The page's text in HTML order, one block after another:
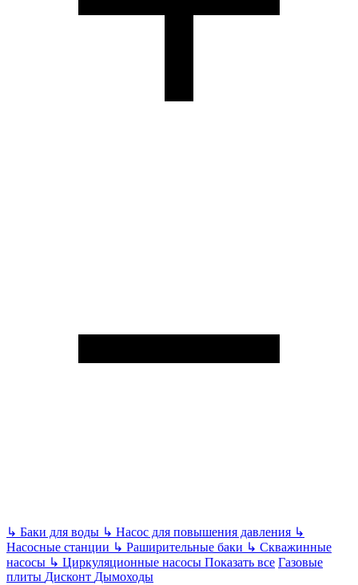
↳ Баки для воды ↳ Насос для повышения давления ↳
Насосные станции ↳ Раширительные баки ↳ Скважинные
насосы ↳ Циркуляционные насосы Показать все Газовые
плиты Дисконт Дымоходы